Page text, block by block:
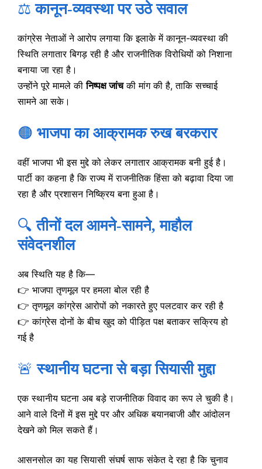
⚖️कानून-व्यवस्था पर उठे सवाल
कांग्रेस नेताओं ने आरोप लगाया कि इलाके में कानून-व्यवस्था की
स्थिति लगातार बिगड़ रही है और राजनीतिक विरोधियों को निशाना
बनाया जा रहा है।
उन्होंने पूरे मामले कीनिष्पक्ष जांचकी मांग की है, ताकि सच्चाई
सामने आ सके।
🟠 भाजपा का आक्रामक रुख बरकरार
वहीं भाजपा भी इस मुद्दे को लेकर लगातार आक्रामक बनी हुई है।
पार्टी का कहना है कि राज्य में राजनीतिक हिंसा को बढ़ावा दिया जा
रहा है और प्रशासन निष्क्रिय बना हुआ है।
🔍तीनों दल आमने-सामने, माहौल
संवेदनशील
अब स्थिति यह है कि—
👉 भाजपा तृणमूल पर हमला बोल रही है
👉 तृणमूल कांग्रेस आरोपों को नकारते हुए पलटवार कर रही है
👉 कांग्रेस दोनों के बीच खुद को पीड़ित पक्ष बताकर सक्रिय हो
गई है
🚨स्थानीय घटना से बड़ा सियासी मुद्दा
एक स्थानीय घटना अब बड़े राजनीतिक विवाद का रूप ले चुकी है।
आने वाले दिनों में इस मुद्दे पर और अधिक बयानबाजी और आंदोलन
देखने को मिल सकते हैं।
आसनसोल का यह सियासी संघर्ष साफ संकेत दे रहा है कि चुनाव